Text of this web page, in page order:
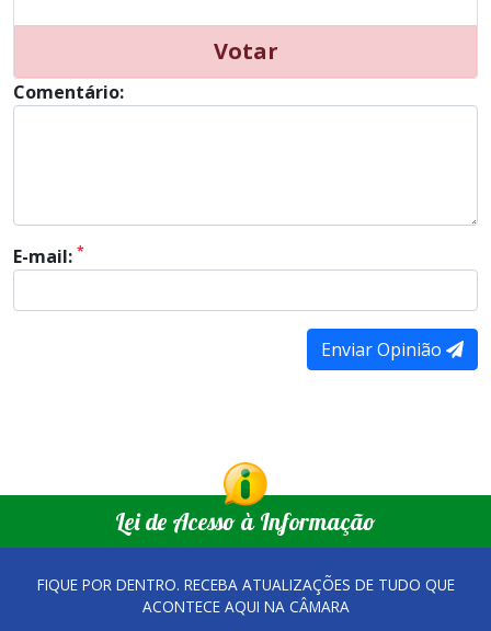
Votar
Comentário:
E-mail: *
Enviar Opinião
Lei de Acesso à Informação
FIQUE POR DENTRO. RECEBA ATUALIZAÇÕES DE TUDO QUE
ACONTECE AQUI NA CÂMARA